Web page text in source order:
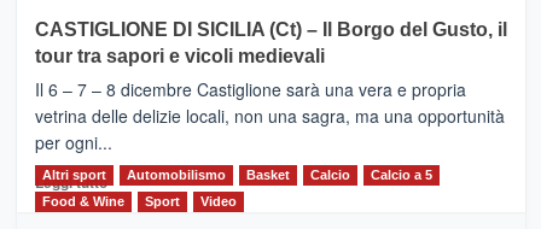
MOIO
ALCANTARA
–
Vivicittà,
alla
scoperta
del
territorio,
CASTIGLIONE DI SICILIA (Ct) – Il Borgo del Gusto, il
tour tra sapori e vicoli medievali
Il 6 – 7 – 8 dicembre Castiglione sarà una vera e propria
vetrina delle delizie locali, non una sagra, ma una opportunità
per ogni...
Leggi tuttoLeggi
di
Altri sport Automobilismo Basket Calcio
Calcio a 5
Food & Wine
Sport Video